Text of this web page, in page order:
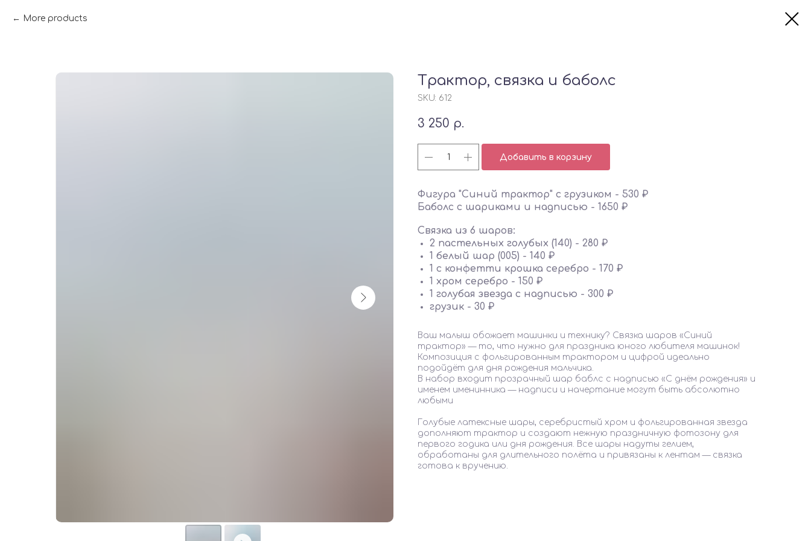
More products
Трактор, связка и баболс
SKU: 612
3 250 р.
Добавить в корзину
Фигура "Синий трактор" с грузиком - 530 ₽
Баболс с шариками и надписью - 1650 ₽
Связка из 6 шаров:
2 пастельных голубых (140) - 280 ₽
1 белый шар (005) - 140 ₽
1 с конфетти крошка серебро - 170 ₽
1 хром серебро - 150 ₽
1 голубая звезда с надписью - 300 ₽
грузик - 30 ₽
Ваш малыш обожает машинки и технику? Связка шаров «Синий
трактор» — то, что нужно для праздника юного любителя машинок!
Композиция с фольгированным трактором и цифрой идеально
подойдёт для дня рождения мальчика.
В набор входит прозрачный шар баблс с надписью «С днём рождения» и
именем именинника — надписи и начертание могут быть абсолютно
любыми
Голубые латексные шары, серебристый хром и фольгированная звезда
дополняют трактор и создают нежную праздничную фотозону для
первого годика или дня рождения. Все шары надуты гелием,
обработаны для длительного полёта и привязаны к лентам — связка
готова к вручению.